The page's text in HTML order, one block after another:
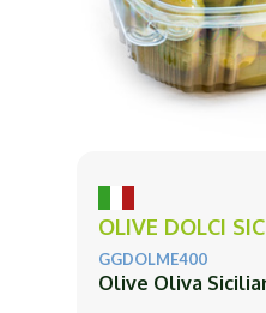
OLIVE DOLCI
GGDOLME400
Olive Oliva